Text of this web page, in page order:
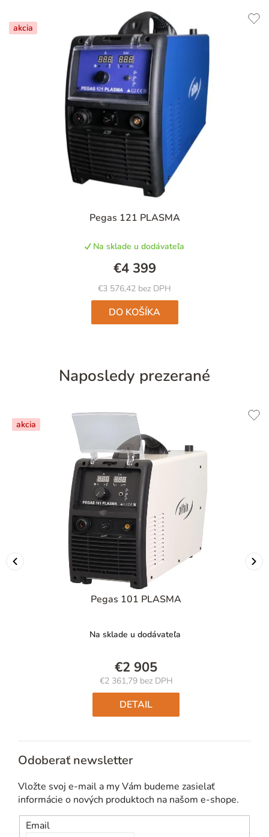
akcia
Pegas 121 PLASMA
Na sklade u dodávateľa
€3 576,42 bez DPH
€4 399
DO KOŠÍKA
Naposledy prezerané
akcia
Pegas 101 PLASMA
Na sklade u dodávateľa
€2 905
€2 361,79 bez DPH
Jednotková
cena:
DETAIL
Odoberať newsletter
Vložte svoj e-mail a my Vám budeme zasielať
informácie o nových produktoch na našom e-shope.
Email